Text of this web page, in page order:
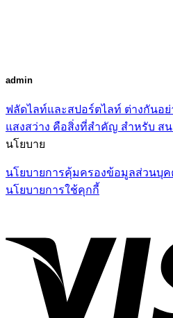
admin
ฟลัดไลท์และสปอร์ตไลท์ ต่างกันอย่
แสงสว่าง คือสิ่งที่สำคัญ สำหรับ ส
นโยบาย
นโยบายการคุ้มครองข้อมูลส่วนบุ
นโยบายการใช้คุกกี้